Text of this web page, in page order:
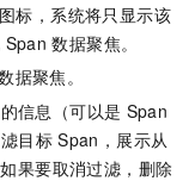
图标，系统将只显示该
Span 数据聚焦。
据聚焦。
信息（可以是 Span
目标 Span，展示从
果要取消过滤，删除